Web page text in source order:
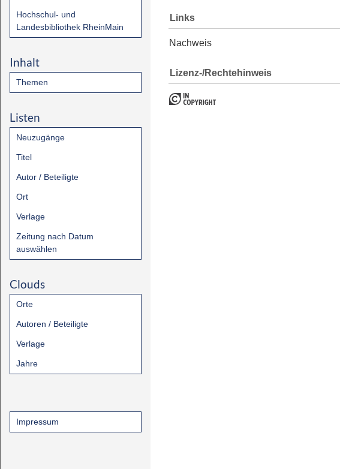
Hochschul- und
Landesbibliothek RheinMain
Inhalt
Themen
Listen
Neuzugänge
Titel
Autor / Beteiligte
Ort
Verlage
Zeitung nach Datum
auswählen
Clouds
Orte
Autoren / Beteiligte
Verlage
Jahre
Impressum
Links
Nachweis
Lizenz-/Rechtehinweis